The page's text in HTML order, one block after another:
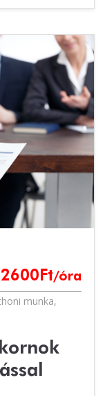
2600 Ft/óra
munka,